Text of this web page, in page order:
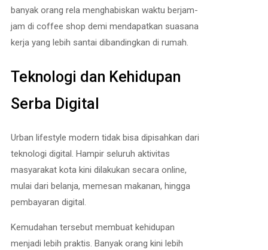
banyak orang rela menghabiskan waktu berjam-
jam di coffee shop demi mendapatkan suasana
kerja yang lebih santai dibandingkan di rumah.
Teknologi dan Kehidupan
Serba Digital
Urban lifestyle modern tidak bisa dipisahkan dari
teknologi digital. Hampir seluruh aktivitas
masyarakat kota kini dilakukan secara online,
mulai dari belanja, memesan makanan, hingga
pembayaran digital.
Kemudahan tersebut membuat kehidupan
menjadi lebih praktis. Banyak orang kini lebih